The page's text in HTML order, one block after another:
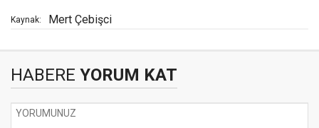
Kaynak: Mert Çebişci
HABERE YORUM KAT